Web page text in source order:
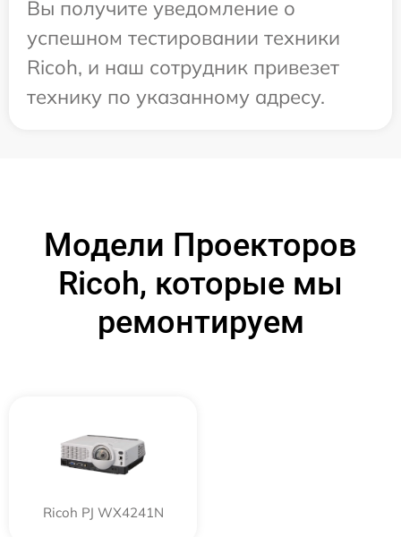
Вы получите уведомление о
успешном тестировании техники
Ricoh, и наш сотрудник привезет
технику по указанному адресу.
Модели Проекторов
Ricoh, которые мы
ремонтируем
Ricoh PJ WX4241N